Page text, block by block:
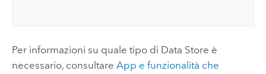
Per informazioni su quale tipo di Data Store è
necessario, consultare App e funzionalità che